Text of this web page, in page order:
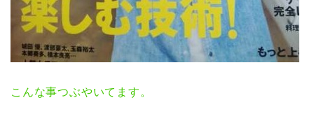
こんな事つぶやいてます。